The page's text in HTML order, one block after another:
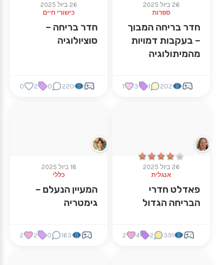
26 ביול 2025
ספרות
חדר בריחה המבוך
– בעקבות דמויות
מהמיתולוגיה
202
1
3
1
26 ביול 2025
כישורי חיים
חדר בריחה –
סוציולוגיה
220
0
2
0
★★★★★
★★★★★
26 ביול 2025
אנגלית
פאדלט חדרי
הבריחה הגדול
391
2
4
2
18 ביול 2025
כללי
המעיין הנעלם –
גימטריה
163
0
2
2